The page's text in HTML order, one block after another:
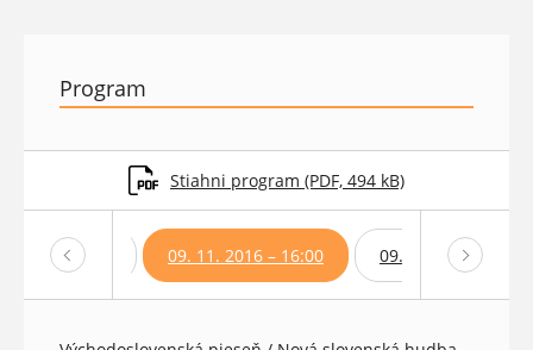
Program
Stiahni program (PDF, 494 kB)
2016 – 19:00 09. 11. 2016 – 16:00 09. 11. 2016 –